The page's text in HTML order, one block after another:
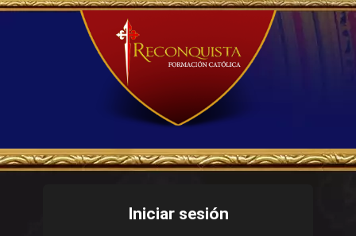
Iniciar sesión